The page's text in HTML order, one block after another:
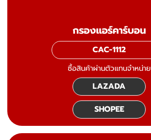
กรองแอร์คาร์บอน
CAC-1112
ซื้อสินค้าผ่านตัวแทนจำหน่าย
LAZADA
SHOPEE